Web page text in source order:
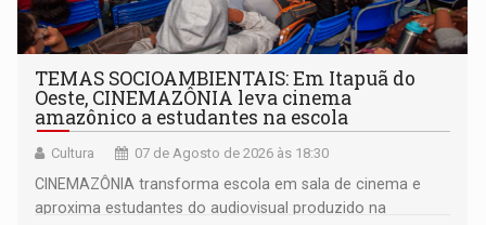
TEMAS SOCIOAMBIENTAIS: Em Itapuã do
Oeste, CINEMAZÔNIA leva cinema
amazônico a estudantes na escola
Cultura 07 de Agosto de 2026 às 18:30
CINEMAZÔNIA transforma escola em sala de cinema e
aproxima estudantes do audiovisual produzido na